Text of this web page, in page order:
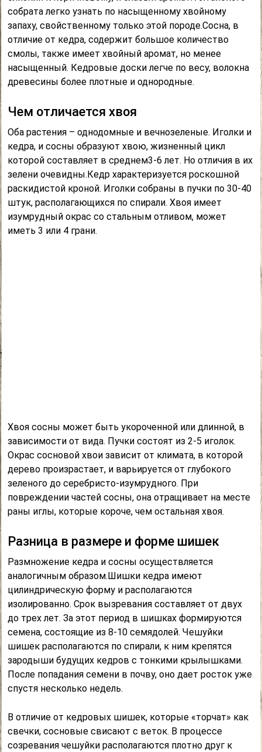
собрата легко узнать по насыщенному хвойному
запаху, свойственному только этой породе.Сосна, в
отличие от кедра, содержит большое количество
смолы, также имеет хвойный аромат, но менее
насыщенный. Кедровые доски легче по весу, волокна
древесины более плотные и однородные.
Чем отличается хвоя
Оба растения – однодомные и вечнозеленые. Иголки и
кедра, и сосны образуют хвою, жизненный цикл
которой составляет в среднем3-6 лет. Но отличия в их
зелени очевидны.Кедр характеризуется роскошной
раскидистой кроной. Иголки собраны в пучки по 30-40
штук, располагающихся по спирали. Хвоя имеет
изумрудный окрас со стальным отливом, может
иметь 3 или 4 грани.
Хвоя сосны может быть укороченной или длинной, в
зависимости от вида. Пучки состоят из 2-5 иголок.
Окрас сосновой хвои зависит от климата, в которой
дерево произрастает, и варьируется от глубокого
зеленого до серебристо-изумрудного. При
повреждении частей сосны, она отращивает на месте
раны иглы, которые короче, чем остальная хвоя.
Разница в размере и форме шишек
Размножение кедра и сосны осуществляется
аналогичным образом.Шишки кедра имеют
цилиндрическую форму и располагаются
изолированно. Срок вызревания составляет от двух
до трех лет. За этот период в шишках формируются
семена, состоящие из 8-10 семядолей. Чешуйки
шишек располагаются по спирали, к ним крепятся
зародыши будущих кедров с тонкими крылышками.
После попадания семени в почву, оно дает росток уже
спустя несколько недель.
В отличие от кедровых шишек, которые «торчат» как
свечки, сосновые свисают с веток. В процессе
созревания чешуйки располагаются плотно друг к